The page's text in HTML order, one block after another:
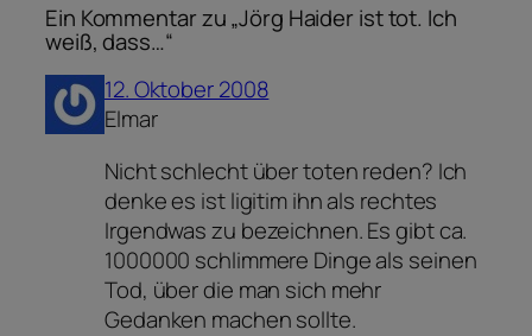
Ein Kommentar zu „Jörg Haider ist tot. Ich
weiß, dass…“
12. Oktober 2008
Elmar
Nicht schlecht über toten reden? Ich
denke es ist ligitim ihn als rechtes
Irgendwas zu bezeichnen. Es gibt ca.
1000000 schlimmere Dinge als seinen
Tod, über die man sich mehr
Gedanken machen sollte.